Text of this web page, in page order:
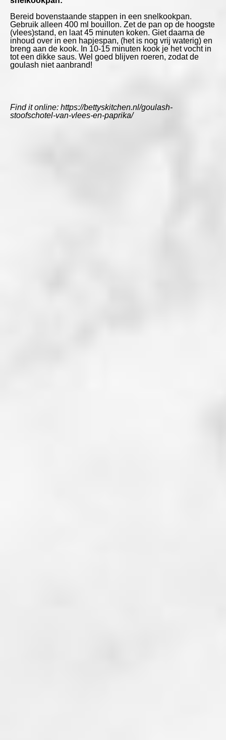
Bereid bovenstaande stappen in een snelkookpan.
Gebruik alleen 400 ml bouillon. Zet de pan op de hoogste
(vlees)stand, en laat 45 minuten koken. Giet daarna de
inhoud over in een hapjespan, (het is nog vrij waterig) en
breng aan de kook. In 10-15 minuten kook je het vocht in
tot een dikke saus. Wel goed blijven roeren, zodat de
goulash niet aanbrand!
Find it online: https://bettyskitchen.nl/goulash-
stoofschotel-van-vlees-en-paprika/